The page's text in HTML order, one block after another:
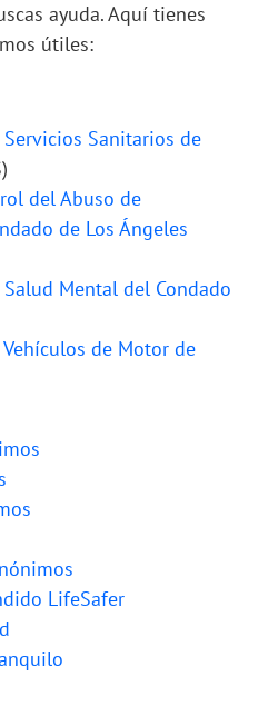
ayuda. Aquí tienes
útiles:
Sanitarios de
del Abuso de
de Los Ángeles
Mental del Condado
de Motor de
LifeSafer